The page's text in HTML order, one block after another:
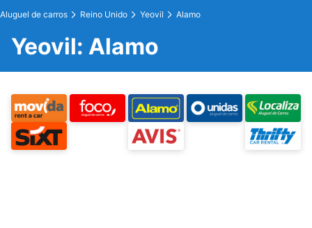
Aluguel de carros Reino Unido Yeovil Alamo
Yeovil: Alamo